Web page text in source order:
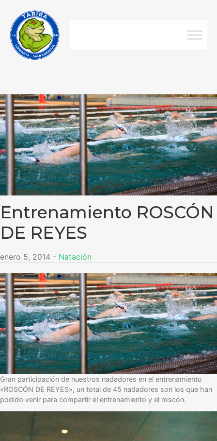
Entrenamiento ROSCÓN
DE REYES
enero 5, 2014 - Natación
Gran participación de nuestros nadadores en el entrenamiento
«ROSCÓN DE REYES», un total de 45 nadadores son los que han
podido venir para compartir el entrenamiento y el roscón.